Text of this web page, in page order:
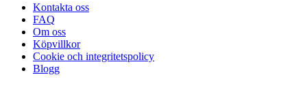
Kontakta oss
FAQ
Om oss
Köpvillkor
Cookie och integritetspolicy
Blogg